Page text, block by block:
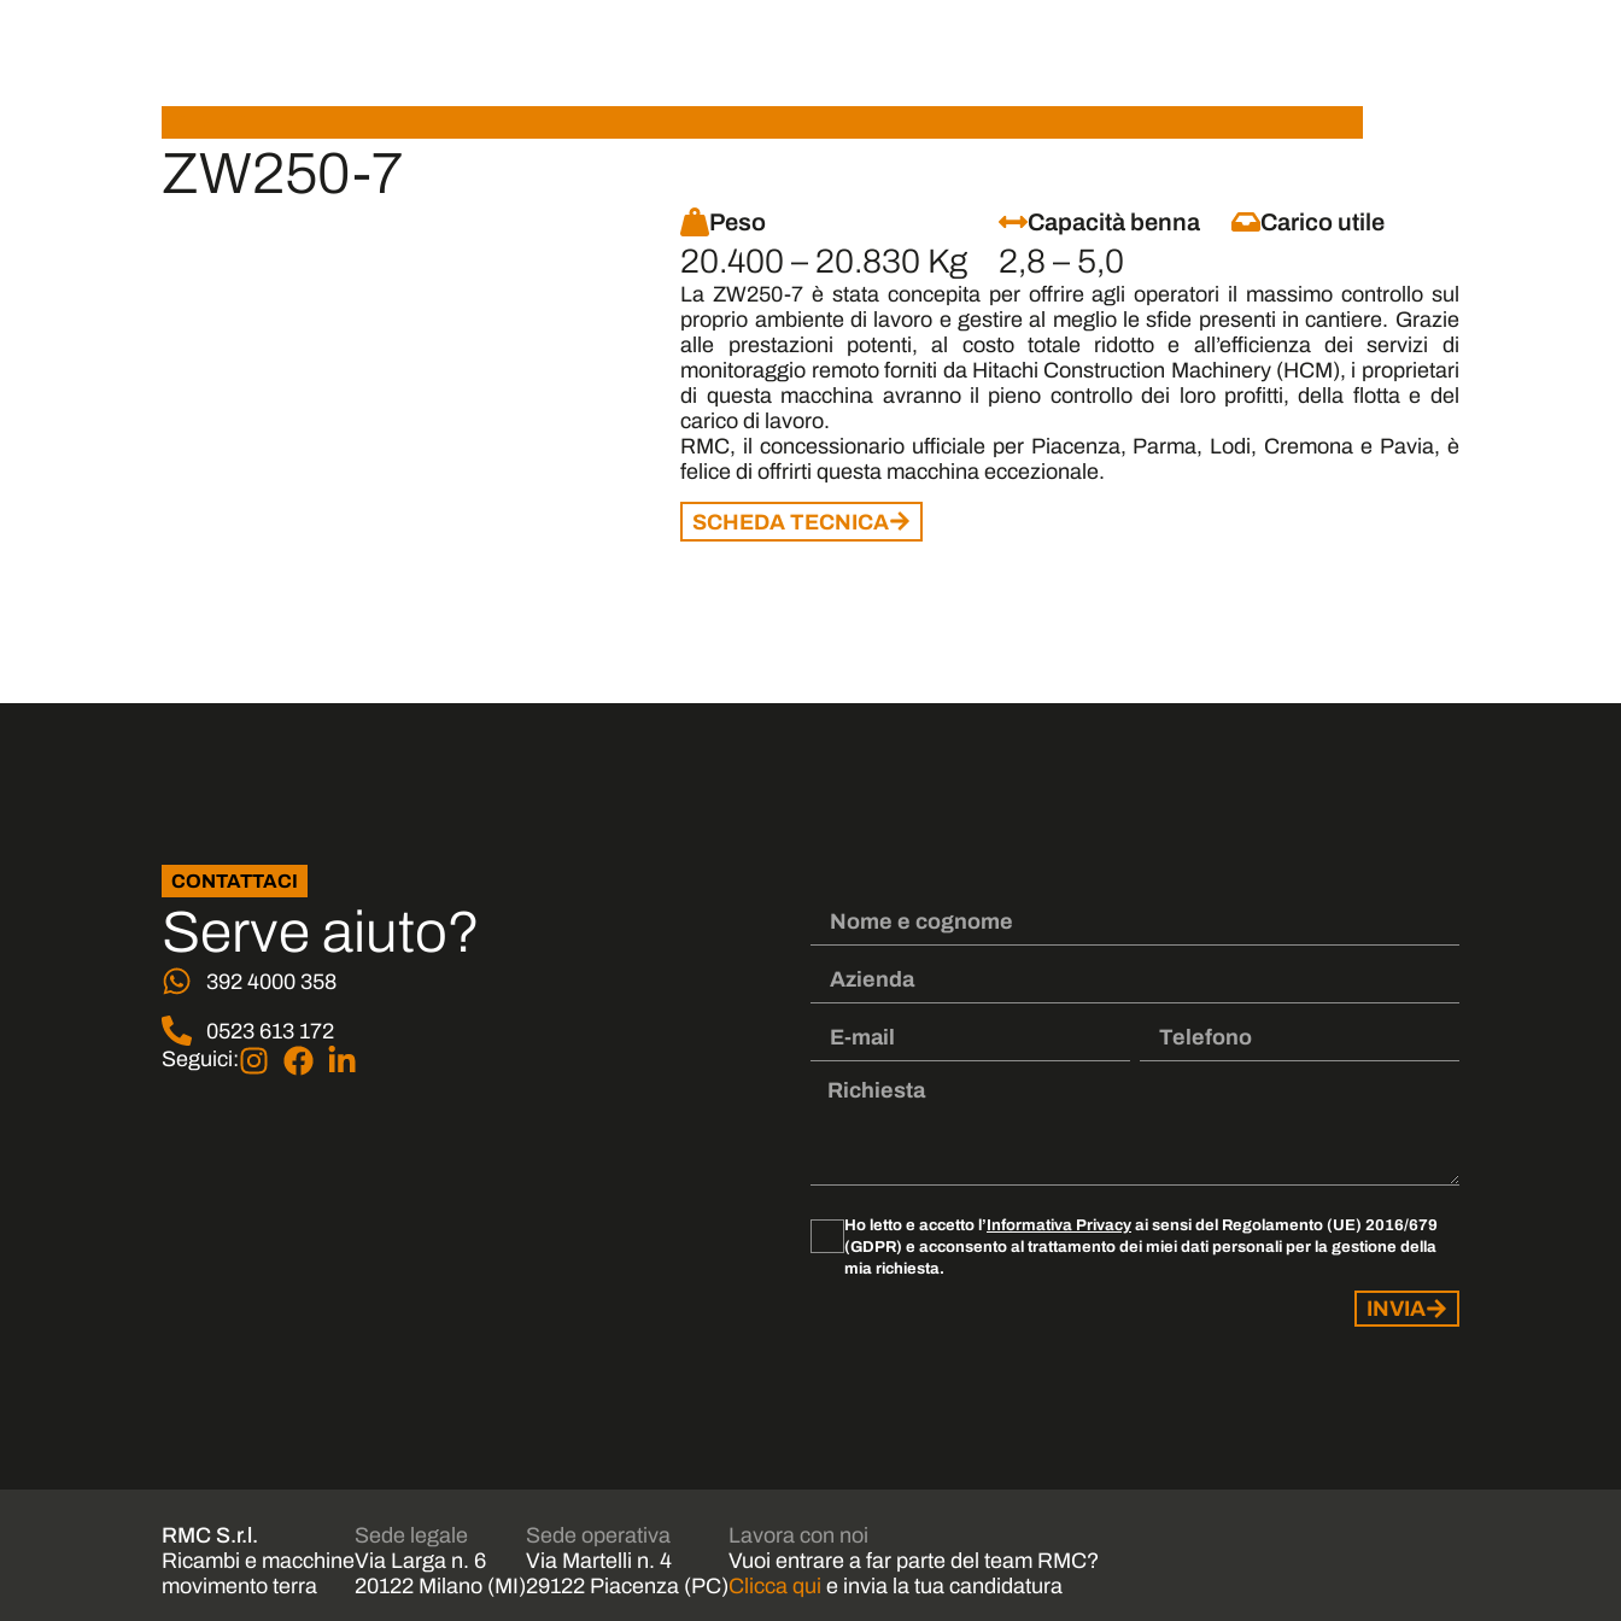
ZW250-7
Peso
20.400 – 20.830 Kg
Capacità benna
2,8 – 5,0
Carico utile
La ZW250-7 è stata concepita per offrire agli operatori il massimo controllo sul
proprio ambiente di lavoro e gestire al meglio le sfide presenti in cantiere. Grazie
alle prestazioni potenti, al costo totale ridotto e all’efficienza dei servizi di
monitoraggio remoto forniti da Hitachi Construction Machinery (HCM), i proprietari
di questa macchina avranno il pieno controllo dei loro profitti, della flotta e del
carico di lavoro.
RMC, il concessionario ufficiale per Piacenza, Parma, Lodi, Cremona e Pavia, è
felice di offrirti questa macchina eccezionale.
SCHEDA TECNICA
CONTATTACI
Serve aiuto?
392 4000 358
0523 613 172
Seguici:
Ho letto e accetto l’Informativa Privacyai sensi del Regolamento (UE) 2016/679
(GDPR) e acconsento al trattamento dei miei dati personali per la gestione della
mia richiesta.
INVIA
RMC S.r.l.
Ricambi e macchine
movimento terra
Sede legale
Via Larga n. 6
20122 Milano (MI)
Sede operativa
Via Martelli n. 4
29122 Piacenza (PC)
Lavora con noi
Vuoi entrare a far parte del team RMC?
Clicca quie invia la tua candidatura